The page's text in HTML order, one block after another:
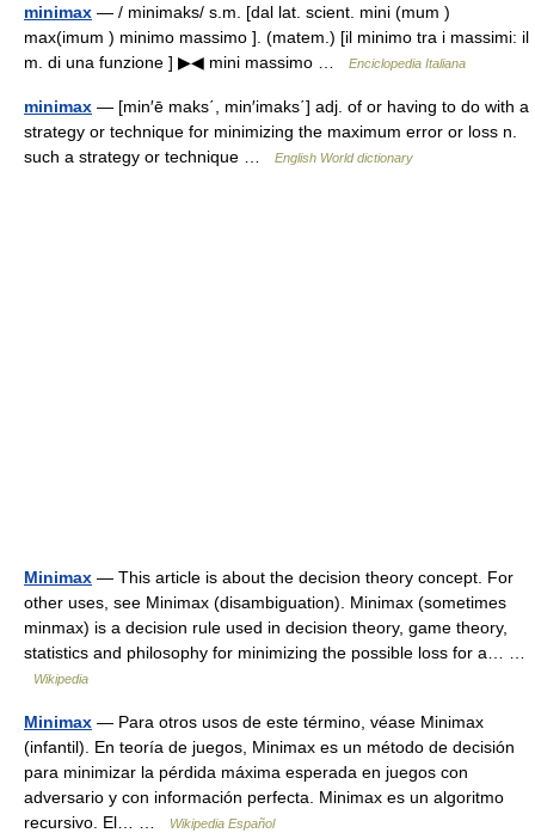
minimax — / minimaks/ s.m. [dal lat. scient. mini (mum )
max(imum ) minimo massimo ]. (matem.) [il minimo tra i massimi: il
m. di una funzione ] ▶◀ mini massimo …
Enciclopedia Italiana
minimax — [min′ē maks΄, min′imaks΄] adj. of or having to do with a
strategy or technique for minimizing the maximum error or loss n.
such a strategy or technique …
English World dictionary
Minimax — This article is about the decision theory concept. For
other uses, see Minimax (disambiguation). Minimax (sometimes
minmax) is a decision rule used in decision theory, game theory,
statistics and philosophy for minimizing the possible loss for a… …
Wikipedia
Minimax — Para otros usos de este término, véase Minimax
(infantil). En teoría de juegos, Minimax es un método de decisión
para minimizar la pérdida máxima esperada en juegos con
adversario y con información perfecta. Minimax es un algoritmo
recursivo. El… …
Wikipedia Español